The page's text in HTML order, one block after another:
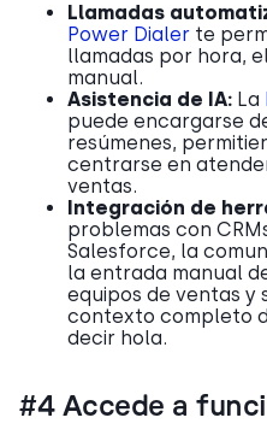
Llamadas
Power Dialer te
llamadas por hora,
manual.
Asistencia de IA: La
puede encargarse
resúmenes,
centrarse en
ventas.
Integración de
problemas con
Salesforce, la
la entrada manual
equipos de ventas y
contexto completo
decir hola.
#4 Accede a